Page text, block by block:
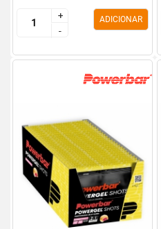
+
-
+
-
ADICIONAR